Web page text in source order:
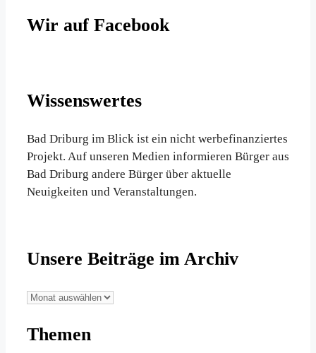
Wir auf Facebook
Wissenswertes
Bad Driburg im Blick ist ein nicht werbefinanziertes
Projekt. Auf unseren Medien informieren Bürger aus
Bad Driburg andere Bürger über aktuelle
Neuigkeiten und Veranstaltungen.
Unsere Beiträge im Archiv
Unsere
im
Themen